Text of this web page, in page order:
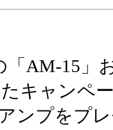
AM-15」
キャンペ
ンプをプ